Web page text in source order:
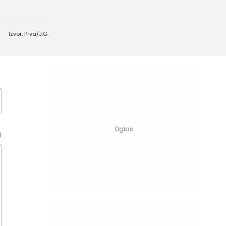
Izvor: Prva/J.G.